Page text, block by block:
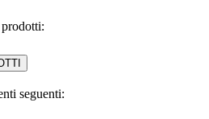
seguenti: